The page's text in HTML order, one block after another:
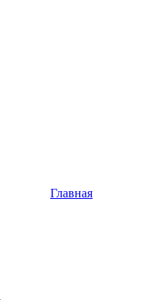
Главная